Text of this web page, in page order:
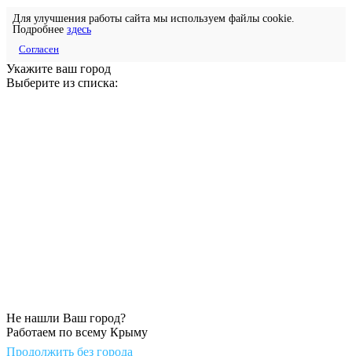
Для улучшения работы сайта мы используем файлы cookie.
Подробнее здесь
Согласен
Укажите ваш город
Выберите из списка:
Не нашли Ваш город?
Работаем по всему Крыму
Продолжить без города